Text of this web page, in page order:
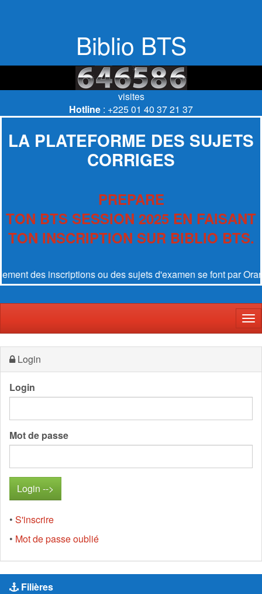
Biblio BTS
visites
Hotline : +225 01 40 37 21 37
LA PLATEFORME DES SUJETS
CORRIGES
PREPARE
TON BTS SESSION 2025 EN FAISANT
TON INSCRIPTION SUR BIBLIO BTS.
inscriptions ou des sujets d'examen se font parOrange Money
Login
Login
Mot de passe
• S'inscrire
• Mot de passe oublié
Filières